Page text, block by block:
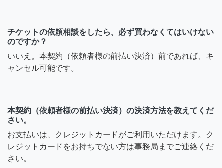
チケットの依頼相談をしたら、必ず買わなくてはいけない
のですか？
いいえ。本契約（依頼者様の前払い決済）前であれば、キ
ャンセル可能です。
本契約（依頼者様の前払い決済）の決済方法を教えてくだ
さい。
お支払いは、クレジットカードがご利用いただけます。ク
レジットカードをお持ちでない方は事務局までご連絡くだ
さい。